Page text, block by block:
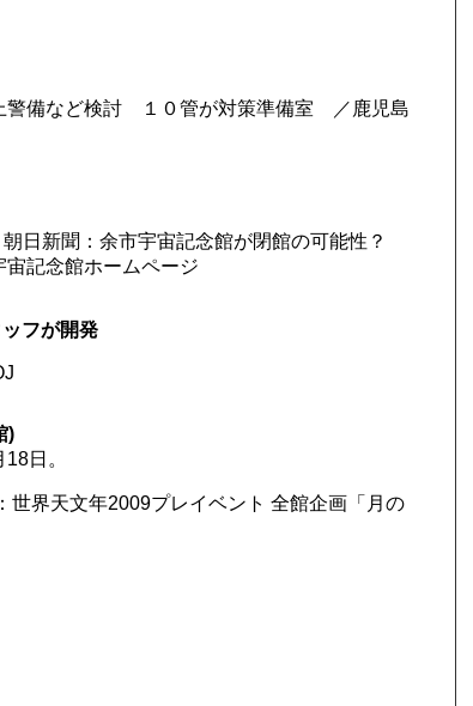
警備など検討 １０管が対策準備室 ／鹿児島
日新聞：余市宇宙記念館が閉館の可能性？
記念館ホームページ
フが開発
)
日。
世界天文年2009プレイベント 全館企画「月の